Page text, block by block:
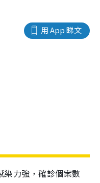
用 App 睇文
力強，確診個案數